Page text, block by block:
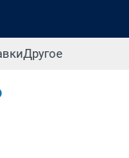
Другое